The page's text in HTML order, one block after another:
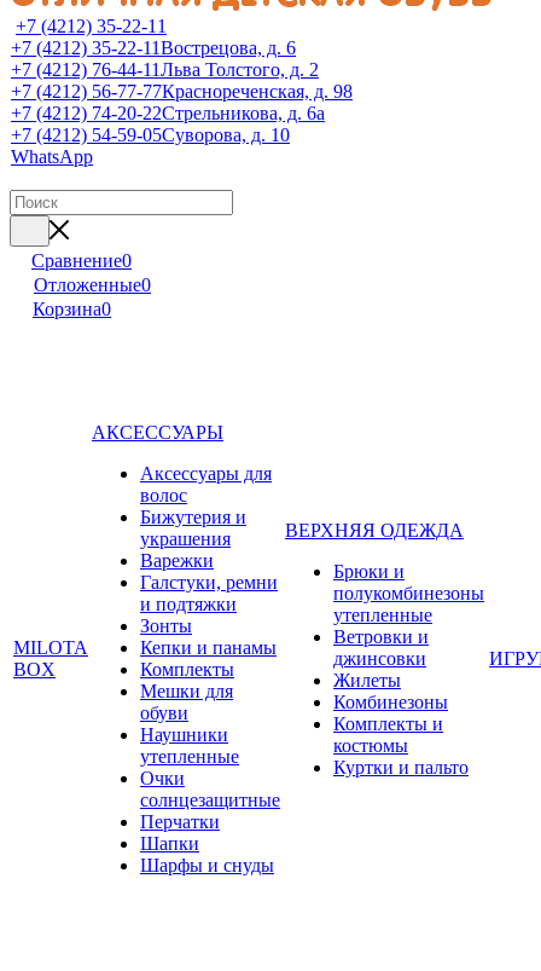
+7 (4212) 35-22-11
+7 (4212) 35-22-11Вострецова, д. 6
+7 (4212) 76-44-11Льва Толстого, д. 2
+7 (4212) 56-77-77Краснореченская, д. 98
+7 (4212) 74-20-22Стрельникова, д. 6а
+7 (4212) 54-59-05Суворова, д. 10
WhatsApp
Сравнение0
Отложенные0
Корзина0
MILOTA
BOX
АКСЕССУАРЫ
Аксессуары для
волос
Бижутерия и
украшения
Варежки
Галстуки, ремни
и подтяжки
Зонты
Кепки и панамы
Комплекты
Мешки для
обуви
Наушники
утепленные
Очки
солнцезащитные
Перчатки
Шапки
Шарфы и снуды
ВЕРХНЯЯ ОДЕЖДА
Брюки и
полукомбинезоны
утепленные
Ветровки и
джинсовки
Жилеты
Комбинезоны
Комплекты и
костюмы
Куртки и пальто